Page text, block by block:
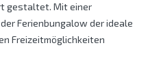
gestaltet. Mit einer
Ferienbungalow der ideale
Freizeitmöglichkeiten